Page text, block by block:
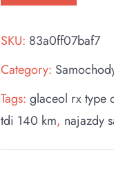
SKU: 83a0ff07baf7
Category:
Tags:glaceol rx type
tdi 140 km, najazdy